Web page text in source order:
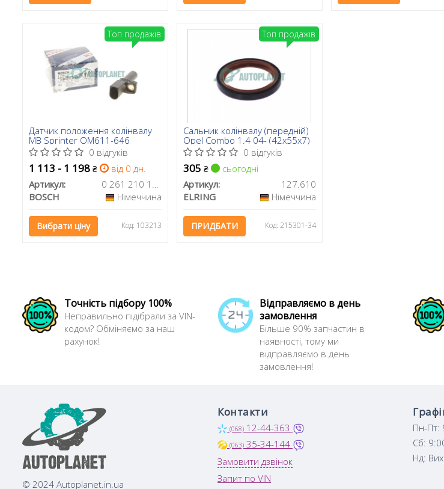
Датчик положення колінвалу
MB Sprinter OM611-646
0 відгуків
1 113 - 1 198 ₴
від 0 дн.
Артикул:
0 261 210 170
BOSCH
Німеччина
Вибрати ціну Код: 103213
Топ продажів
Сальник колінвалу (передній)
Opel Combo 1.4 04- (42x55x7)
0 відгуків
305 ₴
сьогодні
Артикул:
127.610
ELRING
Німеччина
ПРИДБАТИ Код: 215301-34
Топ продажів
Точність підбору 100%
Неправильно підібрали за VIN-
кодом? Обміняємо за наш
рахунок!
Відправляємо в день
замовлення
Більше 90% запчастин в
наявності, тому ми
відправляємо в день
замовлення!
© 2024 Autoplanet.in.ua
Контакти
(068) 12-44-363
(063) 35-34-144
Замовити дзвінок
Запит по VIN
Пн-Пт:
Сб:
Нд: